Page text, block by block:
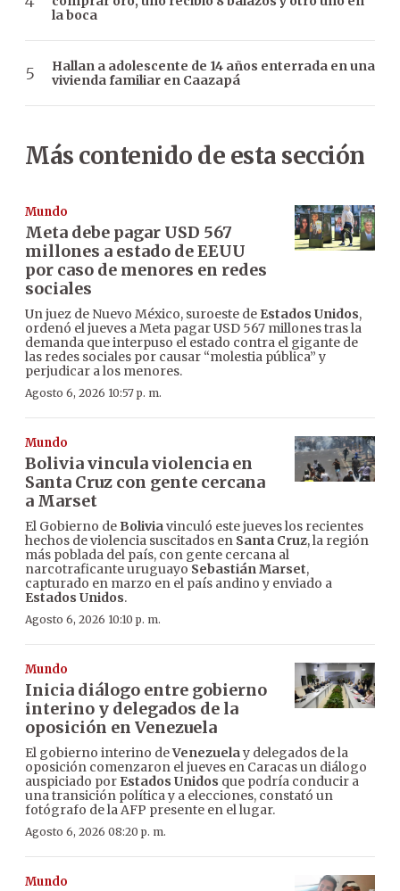
la boca
Hallan a adolescente de 14 años enterrada en una
vivienda familiar en Caazapá
Más contenido de esta sección
Mundo
Meta debe pagar USD 567
millones a estado de EEUU
por caso de menores en redes
sociales
Un juez de Nuevo México, suroeste de Estados Unidos,
ordenó el jueves a Meta pagar USD 567 millones tras la
demanda que interpuso el estado contra el gigante de
las redes sociales por causar “molestia pública” y
perjudicar a los menores.
Agosto 6, 2026 10:57 p. m.
Mundo
Bolivia vincula violencia en
Santa Cruz con gente cercana
a Marset
El Gobierno de Boliviavinculó este jueves los recientes
hechos de violencia suscitados en Santa Cruz, la región
más poblada del país, con gente cercana al
narcotraficante uruguayo Sebastián Marset,
capturado en marzo en el país andino y enviado a
Estados Unidos.
Agosto 6, 2026 10:10 p. m.
Mundo
Inicia diálogo entre gobierno
interino y delegados de la
oposición en Venezuela
El gobierno interino deVenezuelay delegados de la
oposición comenzaron el jueves en Caracas un diálogo
auspiciado por Estados Unidos que podría conducir a
una transición política y a elecciones, constató un
fotógrafo de la AFP presente en el lugar.
Agosto 6, 2026 08:20 p. m.
Mundo